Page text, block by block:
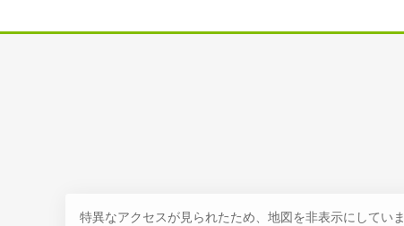
特異なアクセスが見られたため、地図を非表示にしていま